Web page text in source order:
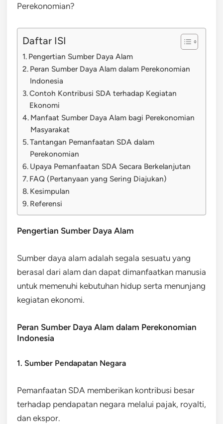
Perekonomian?
Daftar ISI
Pengertian Sumber Daya Alam
Peran Sumber Daya Alam dalam Perekonomian
Indonesia
Contoh Kontribusi SDA terhadap Kegiatan
Ekonomi
Manfaat Sumber Daya Alam bagi Perekonomian
Masyarakat
Tantangan Pemanfaatan SDA dalam
Perekonomian
Upaya Pemanfaatan SDA Secara Berkelanjutan
FAQ (Pertanyaan yang Sering Diajukan)
Kesimpulan
Referensi
Pengertian Sumber Daya Alam
Sumber daya alam adalah segala sesuatu yang
berasal dari alam dan dapat dimanfaatkan manusia
untuk memenuhi kebutuhan hidup serta menunjang
kegiatan ekonomi.
Peran Sumber Daya Alam dalam Perekonomian
Indonesia
1. Sumber Pendapatan Negara
Pemanfaatan SDA memberikan kontribusi besar
terhadap pendapatan negara melalui pajak, royalti,
dan ekspor.